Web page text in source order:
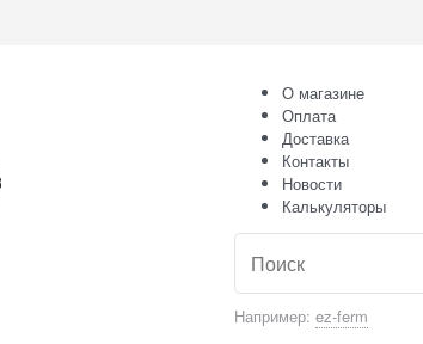
О магазине
Оплата
Доставка
Контакты
Новости
Калькуляторы
Например: ez-ferm